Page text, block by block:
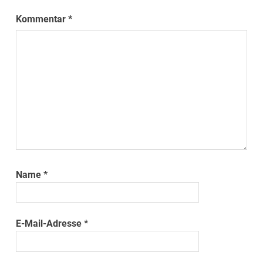
Kommentar*
Name*
E-Mail-Adresse*